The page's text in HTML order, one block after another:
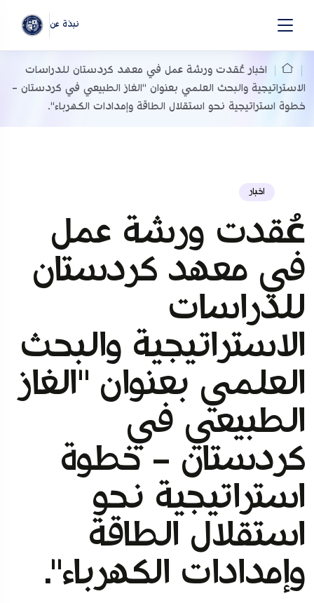
نبذة عن
اخبارعُقدت ورشة عمل في معهد كردستان للدراسات
الاستراتيجية والبحث العلمي بعنوان "الغاز الطبيعي في كردستان -
خطوة استراتيجية نحو استقلال الطاقة وإمدادات الكهرباء".
اخبار
عُقدت ورشة عمل
في معهد كردستان
للدراسات
الاستراتيجية والبحث
العلمي بعنوان "الغاز
الطبيعي في
كردستان - خطوة
استراتيجية نحو
استقلال الطاقة
وإمدادات الكهرباء".